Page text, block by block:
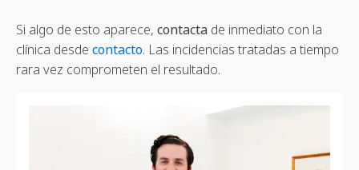
Si algo de esto aparece, contacta de inmediato con la
clínica desde contacto. Las incidencias tratadas a tiempo
rara vez comprometen el resultado.